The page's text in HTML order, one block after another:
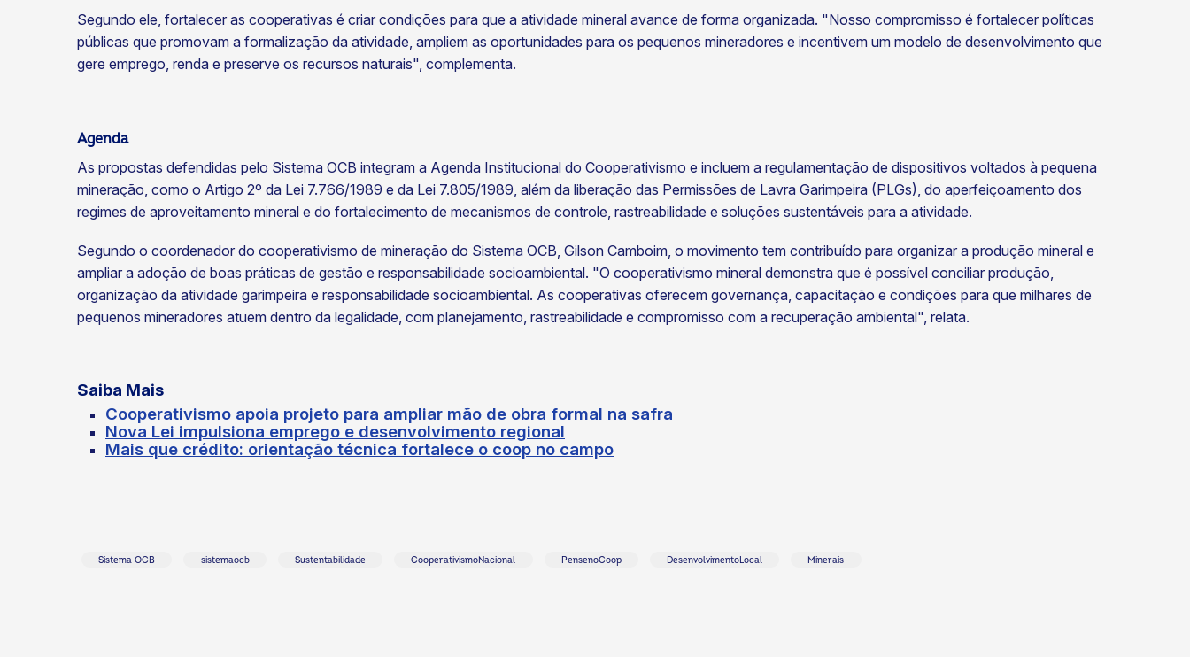
Segundo ele, fortalecer as cooperativas é criar condições para que a atividade mineral avance de forma organizada. "Nosso compromisso é fortalecer políticas
públicas que promovam a formalização da atividade, ampliem as oportunidades para os pequenos mineradores e incentivem um modelo de desenvolvimento que
gere emprego, renda e preserve os recursos naturais", complementa.
Agenda
As propostas defendidas pelo Sistema OCB integram a Agenda Institucional do Cooperativismo e incluem a regulamentação de dispositivos voltados à pequena
mineração, como o Artigo 2º da Lei 7.766/1989 e da Lei 7.805/1989, além da liberação das Permissões de Lavra Garimpeira (PLGs), do aperfeiçoamento dos
regimes de aproveitamento mineral e do fortalecimento de mecanismos de controle, rastreabilidade e soluções sustentáveis para a atividade.
Segundo o coordenador do cooperativismo de mineração do Sistema OCB, Gilson Camboim, o movimento tem contribuído para organizar a produção mineral e
ampliar a adoção de boas práticas de gestão e responsabilidade socioambiental. "O cooperativismo mineral demonstra que é possível conciliar produção,
organização da atividade garimpeira e responsabilidade socioambiental. As cooperativas oferecem governança, capacitação e condições para que milhares de
pequenos mineradores atuem dentro da legalidade, com planejamento, rastreabilidade e compromisso com a recuperação ambiental", relata.
Saiba Mais
Cooperativismo apoia projeto para ampliar mão de obra formal na safra
Nova Lei impulsiona emprego e desenvolvimento regional
Mais que crédito: orientação técnica fortalece o coop no campo
Sistema OCB sistemaocb Sustentabilidade CooperativismoNacional PensenoCoop DesenvolvimentoLocal Minerais